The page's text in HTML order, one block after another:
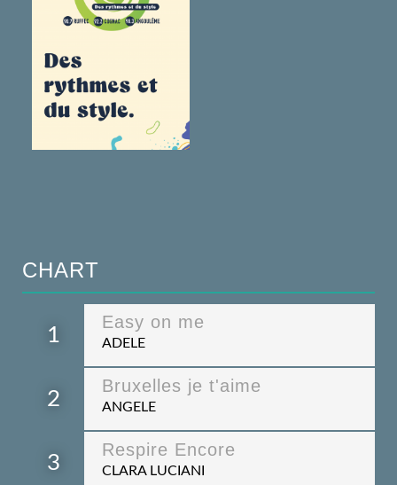
CHART
1
Easy on me
ADELE
2
Bruxelles je t'aime
ANGELE
3
Respire Encore
CLARA LUCIANI